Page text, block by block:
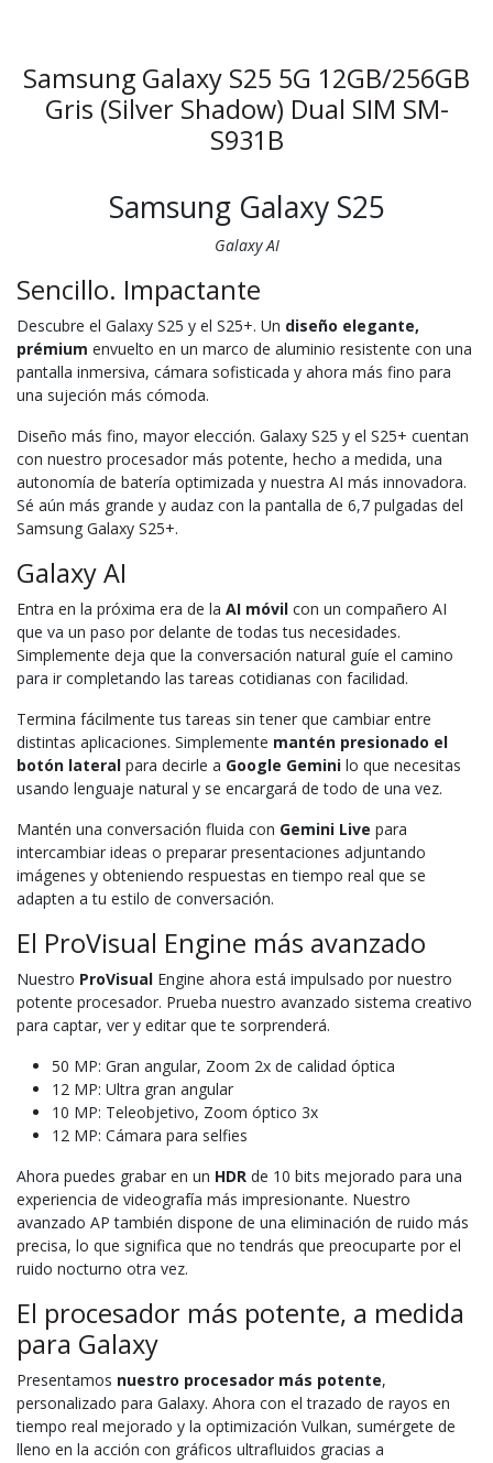
Samsung Galaxy S25 5G 12GB/256GB
Gris (Silver Shadow) Dual SIM SM-
S931B
Samsung Galaxy S25
Galaxy AI
Sencillo. Impactante
Descubre el Galaxy S25 y el S25+. Un diseño elegante,
prémium envuelto en un marco de aluminio resistente con una
pantalla inmersiva, cámara sofisticada y ahora más fino para
una sujeción más cómoda.
Diseño más fino, mayor elección. Galaxy S25 y el S25+ cuentan
con nuestro procesador más potente, hecho a medida, una
autonomía de batería optimizada y nuestra AI más innovadora.
Sé aún más grande y audaz con la pantalla de 6,7 pulgadas del
Samsung Galaxy S25+.
Galaxy AI
Entra en la próxima era de la AI móvil con un compañero AI
que va un paso por delante de todas tus necesidades.
Simplemente deja que la conversación natural guíe el camino
para ir completando las tareas cotidianas con facilidad.
Termina fácilmente tus tareas sin tener que cambiar entre
distintas aplicaciones. Simplemente mantén presionado el
botón lateral para decirle a Google Gemini lo que necesitas
usando lenguaje natural y se encargará de todo de una vez.
Mantén una conversación fluida con Gemini Live para
intercambiar ideas o preparar presentaciones adjuntando
imágenes y obteniendo respuestas en tiempo real que se
adapten a tu estilo de conversación.
El ProVisual Engine más avanzado
Nuestro ProVisual Engine ahora está impulsado por nuestro
potente procesador. Prueba nuestro avanzado sistema creativo
para captar, ver y editar que te sorprenderá.
50 MP: Gran angular, Zoom 2x de calidad óptica
12 MP: Ultra gran angular
10 MP: Teleobjetivo, Zoom óptico 3x
12 MP: Cámara para selfies
Ahora puedes grabar en un HDR de 10 bits mejorado para una
experiencia de videografía más impresionante. Nuestro
avanzado AP también dispone de una eliminación de ruido más
precisa, lo que significa que no tendrás que preocuparte por el
ruido nocturno otra vez.
El procesador más potente, a medida
para Galaxy
Presentamos nuestro procesador más potente,
personalizado para Galaxy. Ahora con el trazado de rayos en
tiempo real mejorado y la optimización Vulkan, sumérgete de
lleno en la acción con gráficos ultrafluidos gracias a